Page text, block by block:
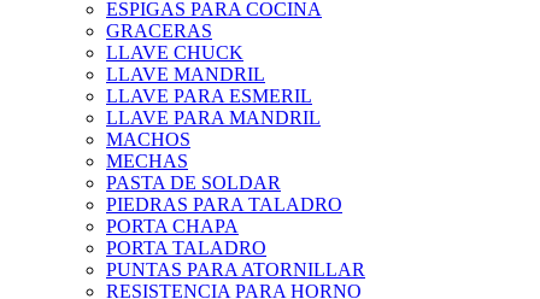
ESPIGAS PARA COCINA
GRACERAS
LLAVE CHUCK
LLAVE MANDRIL
LLAVE PARA ESMERIL
LLAVE PARA MANDRIL
MACHOS
MECHAS
PASTA DE SOLDAR
PIEDRAS PARA TALADRO
PORTA CHAPA
PORTA TALADRO
PUNTAS PARA ATORNILLAR
RESISTENCIA PARA HORNO